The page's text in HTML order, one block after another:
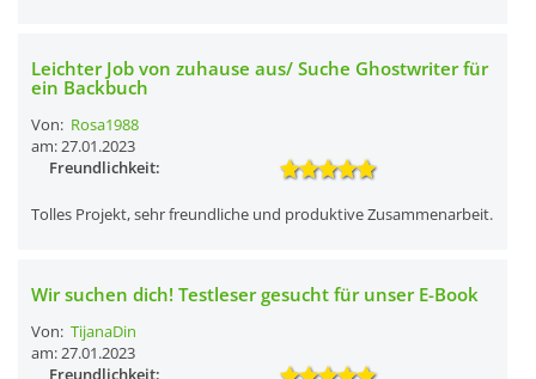
Leichter Job von zuhause aus/ Suche Ghostwriter für
ein Backbuch
Von: Rosa1988
am: 27.01.2023
Freundlichkeit:
Tolles Projekt, sehr freundliche und produktive Zusammenarbeit.
Wir suchen dich! Testleser gesucht für unser E-Book
Von: TijanaDin
am: 27.01.2023
Freundlichkeit: